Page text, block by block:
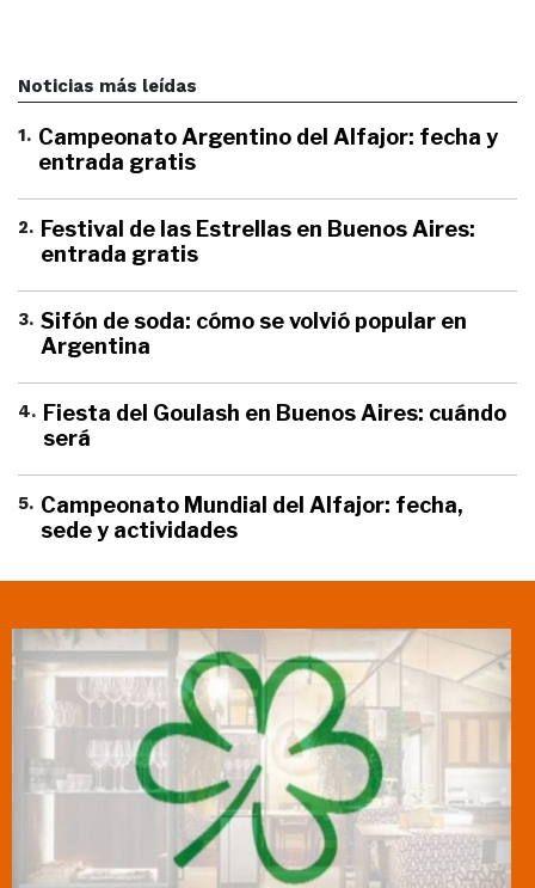
Noticias más leídas
1. Campeonato Argentino del Alfajor: fecha y
entrada gratis
2. Festival de las Estrellas en Buenos Aires:
entrada gratis
3. Sifón de soda: cómo se volvió popular en
Argentina
4. Fiesta del Goulash en Buenos Aires: cuándo
será
5. Campeonato Mundial del Alfajor: fecha,
sede y actividades